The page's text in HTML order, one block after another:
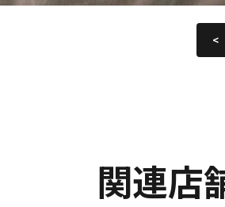
<
関連店